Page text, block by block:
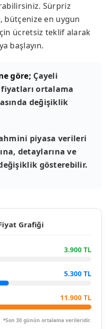
Sürpriz
bütçenize en uygun
ücretsiz teklif alarak
başlayın.
göre; Çayeli
fiyatları ortalama
değişiklik
piyasa verileri
detaylarına ve
gösterebilir.
Grafiği
3.900 TL
5.300 TL
11.900 TL
*Son 30 günün ortalama verileridir.